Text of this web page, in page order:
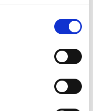
psykiatrien, og de
det fra Kirsti
står i lige nu. Hele
snart bliver det